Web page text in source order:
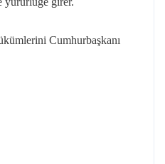
Cumhurbaşkanı